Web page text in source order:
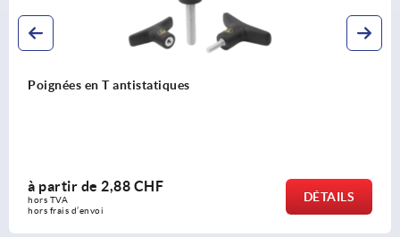
Poignées en T en thermoplastique
à partir de1,43 CHF
hors frais d’envoi